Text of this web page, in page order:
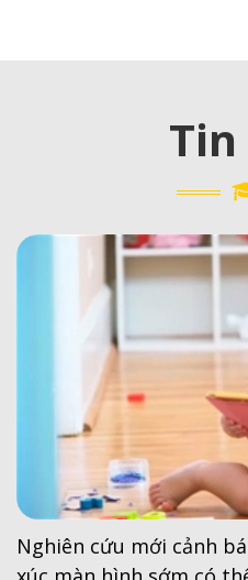
Nghiên cứu mới cảnh